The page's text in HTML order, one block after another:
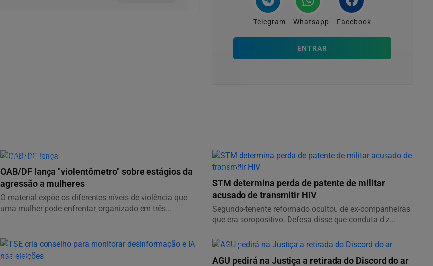
Telegram Whatsapp Facebook
ENTRAR
CONTEÚDO PATROCINADO
OAB/DF lança "violentômetro" sobre estágios da
agressão a mulheres
O material expõe os diferentes níveis de violência que
uma mulher pode enfrentar, organizado em três...
JUSTIÇA
STM determina perda de patente de militar
acusado de transmitir HIV
Segundo-tenente reformado ocultou de ex-companheiras
que era soropositivo. Defesa disse que conduta diz...
POLÍTICA
JUSTIÇA
AGU pedirá na Justiça a retirada do Discord do ar